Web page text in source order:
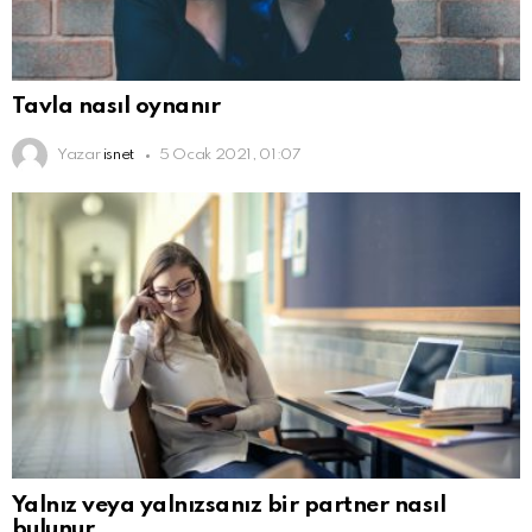
Tavla nasıl oynanır
Yazar isnet 5 Ocak 2021, 01:07
Yalnız veya yalnızsanız bir partner nasıl